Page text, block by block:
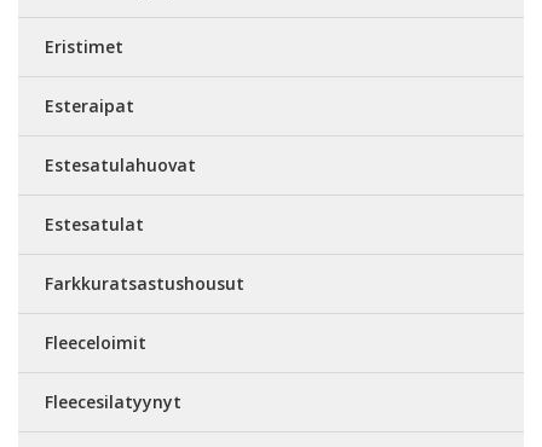
Eristimet
Esteraipat
Estesatulahuovat
Estesatulat
Farkkuratsastushousut
Fleeceloimit
Fleecesilatyynyt